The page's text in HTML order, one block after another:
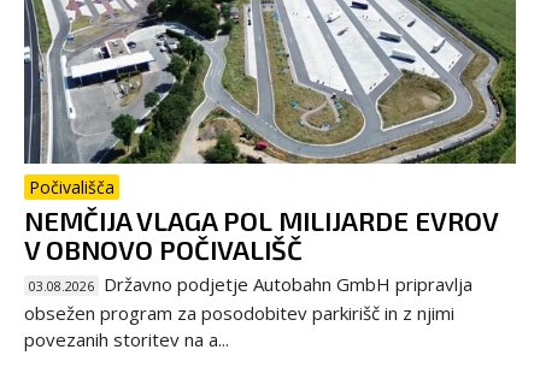
Počivališča
NEMČIJA VLAGA POL MILIJARDE EVROV
V OBNOVO POČIVALIŠČ
03.08.2026 Državno podjetje Autobahn GmbH pripravlja
obsežen program za posodobitev parkirišč in z njimi
povezanih storitev na a...